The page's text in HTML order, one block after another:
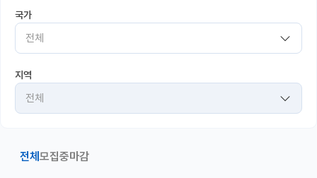
연구실&오픈랩
커뮤니티
커리어
유학교육
반도체 아카데미
국가
전체
지역
전체
전체 모집중마감